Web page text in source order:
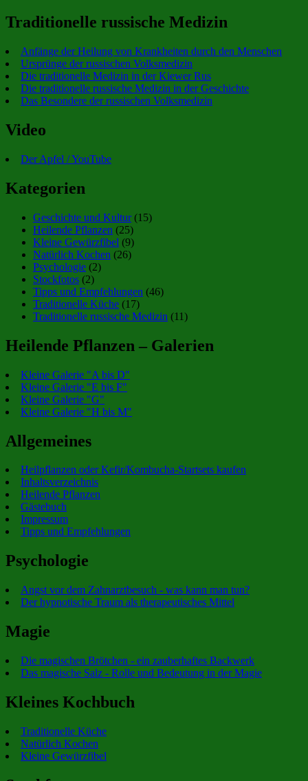
Traditionelle russische Medizin
Anfänge der Heilung von Krankheiten durch den Menschen
Ursprünge der russischen Volksmedizin
Die traditionelle Medizin in der Kiewer Rus
Die traditionelle russische Medizin in der Geschichte
Das Besondere der russischen Volksmedizin
Video
Der Apfel / YouTube
Kategorien
Geschichte und Kultur(15)
Heilende Pflanzen (25)
Kleine Gewürzfibel (9)
Natürlich Kochen (26)
Psychologie (2)
Stockfotos (2)
Tipps und Empfehlungen (46)
Traditionelle Küche (17)
Traditionelle russische Medizin (11)
Heilende Pflanzen – Galerien
Kleine Galerie "A bis D"
Kleine Galerie "E bis F"
Kleine Galerie "G"
Kleine Galerie "H bis M"
Allgemeines
Heilpflanzen oder Kefir/Kombucha-Startsets kaufen
Inhaltsverzeichnis
Heilende Pflanzen
Gästebuch
Impressum
Tipps und Empfehlungen
Psychologie
Angst vor dem Zahnarztbesuch - was kann man tun?
Der hypnotische Traum als therapeutisches Mittel
Magie
Die magischen Brötchen - ein zauberhaftes Backwerk
Das magische Salz - Rolle und Bedeutung in der Magie
Kleines Kochbuch
Traditionelle Küche
Natürlich Kochen
Kleine Gewürzfibel